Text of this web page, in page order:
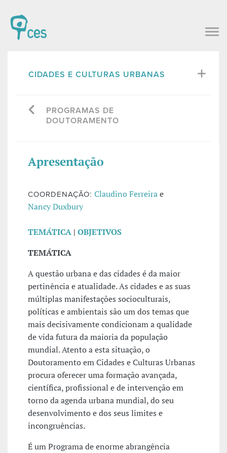
CIDADES E CULTURAS URBANAS
PROGRAMAS DE
DOUTORAMENTO
Apresentação
COORDENAÇÃO: Claudino Ferreirae
Nancy Duxbury
TEMÁTICA | OBJETIVOS
TEMÁTICA
A questão urbana e das cidades é da maior
pertinência e atualidade. As cidades e as suas
múltiplas manifestações socioculturais,
políticas e ambientais são um dos temas que
mais decisivamente condicionam a qualidade
de vida futura da maioria da população
mundial. Atento a esta situação, o
Doutoramento em Cidades e Culturas Urbanas
procura oferecer uma formação avançada,
científica, profissional e de intervenção em
torno da agenda urbana mundial, do seu
desenvolvimento e dos seus limites e
incongruências.
É um Programa de enorme abrangência